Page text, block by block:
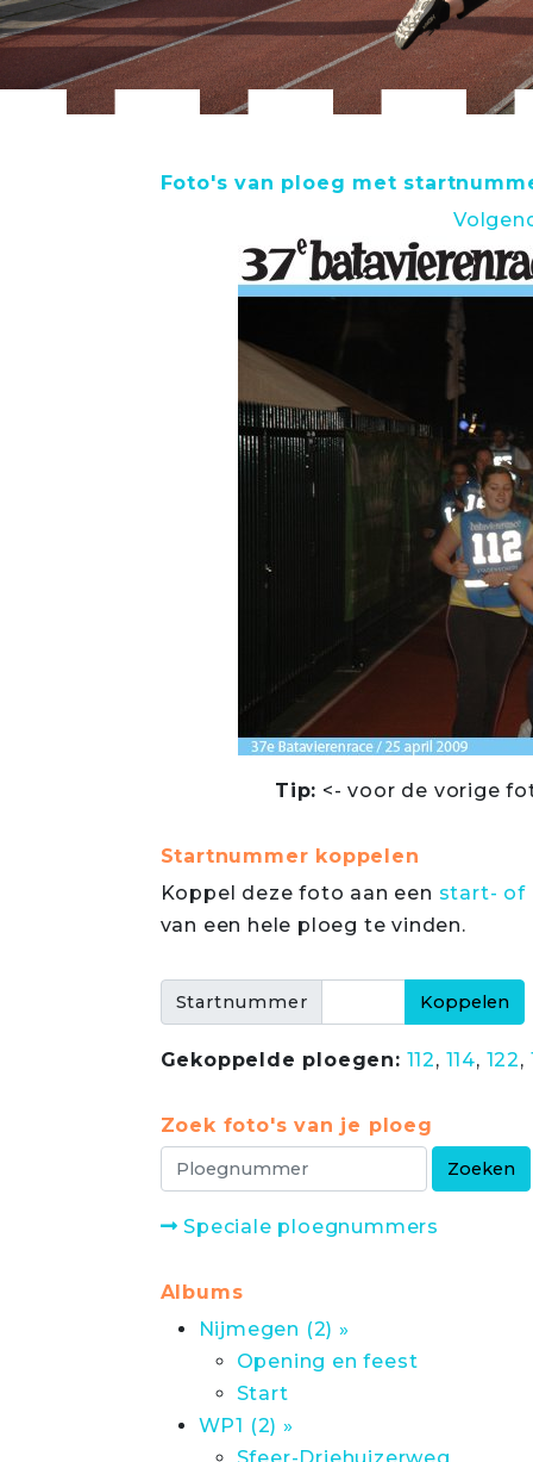
Foto's van ploeg met
Tip: <- voor de vorige
Startnummer koppelen
Koppel deze foto aan een start- of
van een hele ploeg te vinden.
Startnummer
Gekoppelde ploegen: 112, 114, 122,
Zoek foto's van je ploeg
Speciale ploegnummers
Albums
Nijmegen (2) »
Opening en feest
Start
WP1 (2) »